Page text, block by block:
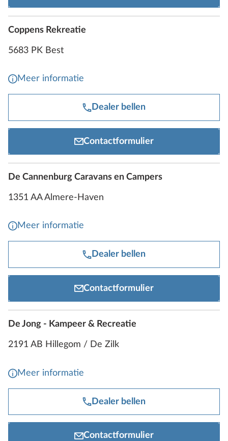
Coppens Rekreatie
5683 PK Best
Meer informatie
Dealer bellen
Contactformulier
De Cannenburg Caravans en Campers
1351 AA Almere-Haven
Meer informatie
Dealer bellen
Contactformulier
De Jong - Kampeer & Recreatie
2191 AB Hillegom / De Zilk
Meer informatie
Dealer bellen
Contactformulier